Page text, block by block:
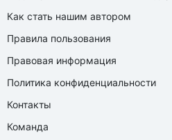
Как стать нашим автором
Правила пользования
Правовая информация
Политика конфиденциальности
Контакты
Команда